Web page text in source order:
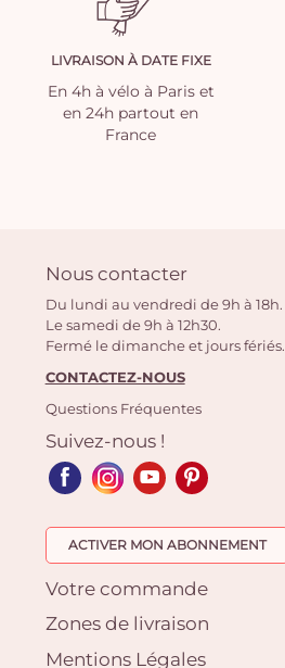
LIVRAISON À DATE FIXE
En 4h à vélo à Paris et
en 24h partout en
France
Nous contacter
Du lundi au vendredi de 9h à 18h.
Le samedi de 9h à 12h30.
Fermé le dimanche et jours fériés.
CONTACTEZ-NOUS
Questions Fréquentes
Suivez-nous !
ACTIVER MON ABONNEMENT
Votre commande
Zones de livraison
Mentions Légales